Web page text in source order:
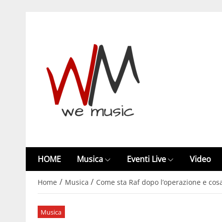
HOME Musica Eventi Live Video
Home / Musica / Come sta Raf dopo l’operazione e
Musica